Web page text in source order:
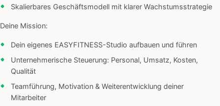
Skalierbares Geschäftsmodell mit klarer Wachstumsstrategie
Deine Mission:
Dein eigenes EASYFITNESS-Studio aufbauen und führen
Unternehmerische Steuerung: Personal, Umsatz, Kosten,
Qualität
Teamführung, Motivation & Weiterentwicklung deiner
Mitarbeiter